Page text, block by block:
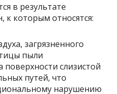
в результате
которым относятся:
загрязненного
пыли
слизистой
путей, что
нарушению